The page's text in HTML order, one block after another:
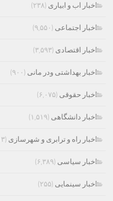
اخبار اب و ابیاری (۲۳۸)
اخبار اجتماعی (۹,۵۵۰)
اخبار اقتصادی (۳,۵۹۳)
اخبار بهداشتی ودر مانی (۹۰۰)
اخبار حقوقی (۶,۰۷۵)
اخبار دانشگاهی (۱,۵۱۹)
اخبار راه و ترابری و شهرسازی (۸۱۳)
اخبار سیاسی (۶,۳۸۹)
اخبار سینمایی (۲۵۵)